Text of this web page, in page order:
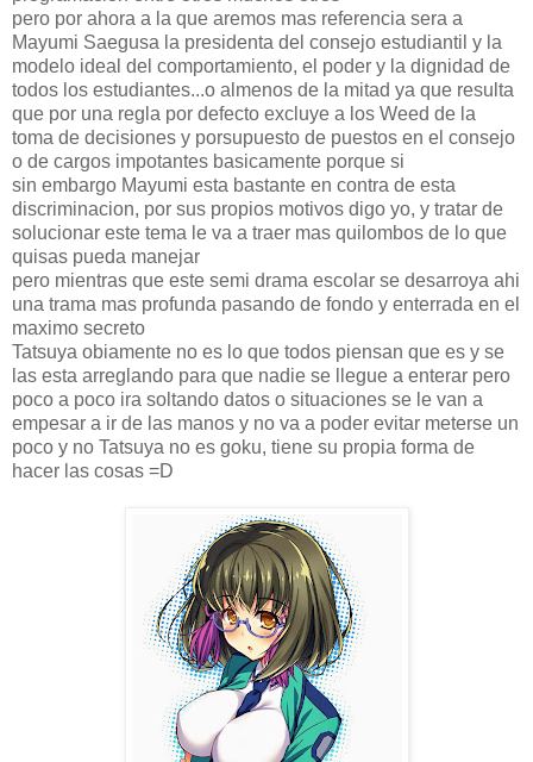
pero por ahora a la que aremos mas referencia sera a
Mayumi Saegusa la presidenta del consejo estudiantil y la
modelo ideal del comportamiento, el poder y la dignidad de
todos los estudiantes...o almenos de la mitad ya que resulta
que por una regla por defecto excluye a los Weed de la
toma de decisiones y porsupuesto de puestos en el consejo
o de cargos impotantes basicamente porque si
sin embargo Mayumi esta bastante en contra de esta
discriminacion, por sus propios motivos digo yo, y tratar de
solucionar este tema le va a traer mas quilombos de lo que
quisas pueda manejar
pero mientras que este semi drama escolar se desarroya ahi
una trama mas profunda pasando de fondo y enterrada en el
maximo secreto
Tatsuya obiamente no es lo que todos piensan que es y se
las esta arreglando para que nadie se llegue a enterar pero
poco a poco ira soltando datos o situaciones se le van a
empesar a ir de las manos y no va a poder evitar meterse un
poco y no Tatsuya no es goku, tiene su propia forma de
hacer las cosas =D